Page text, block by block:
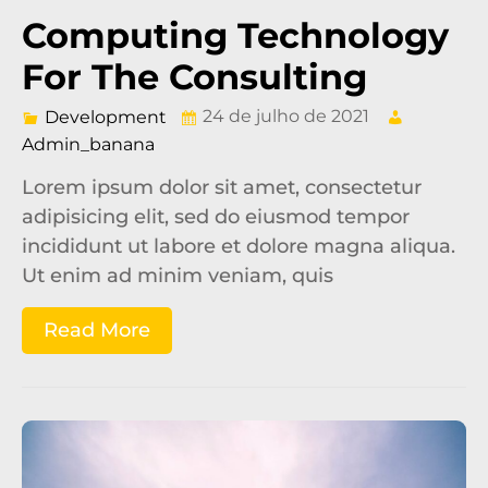
Computing Technology
For The Consulting
Development
24 de julho de 2021
Admin_banana
Lorem ipsum dolor sit amet, consectetur
adipisicing elit, sed do eiusmod tempor
incididunt ut labore et dolore magna aliqua.
Ut enim ad minim veniam, quis
Read More